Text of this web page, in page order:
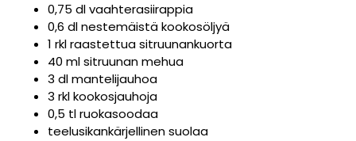
0,75 dl vaahterasiirappia
0,6 dl nestemäistä kookosöljyä
1 rkl raastettua sitruunankuorta
40 ml sitruunan mehua
3 dl mantelijauhoa
3 rkl kookosjauhoja
0,5 tl ruokasoodaa
teelusikankärjellinen suolaa